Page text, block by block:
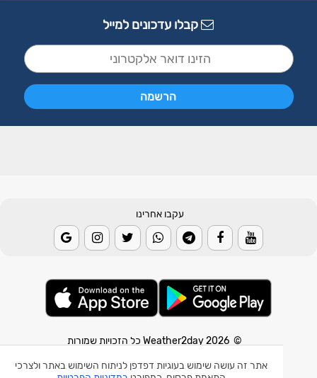
אתר זה עושה שימוש בעוגיות דפדפן לניתוח השימוש באתר ולצרכי
קבלו עדכונים למייל
עקבו אחרינו
© 2026 Weather2day כל הזכויות שמורות
אפליקצית מזג אוויר